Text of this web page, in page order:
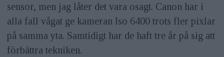
sensor, men jag låter det vara osagt. Canon har i
alla fall vågat ge kameran Iso 6400 trots fler pixlar
på samma yta. Samtidigt har de haft tre år på sig att
förbättra tekniken.